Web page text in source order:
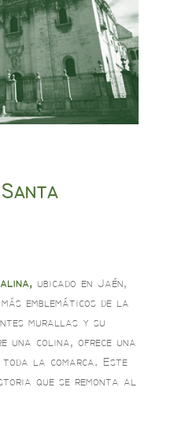
ubicado en Jaén,
emblemáticos de la
murallas y su
una colina, ofrece una
toda la comarca. Este
que se remonta al